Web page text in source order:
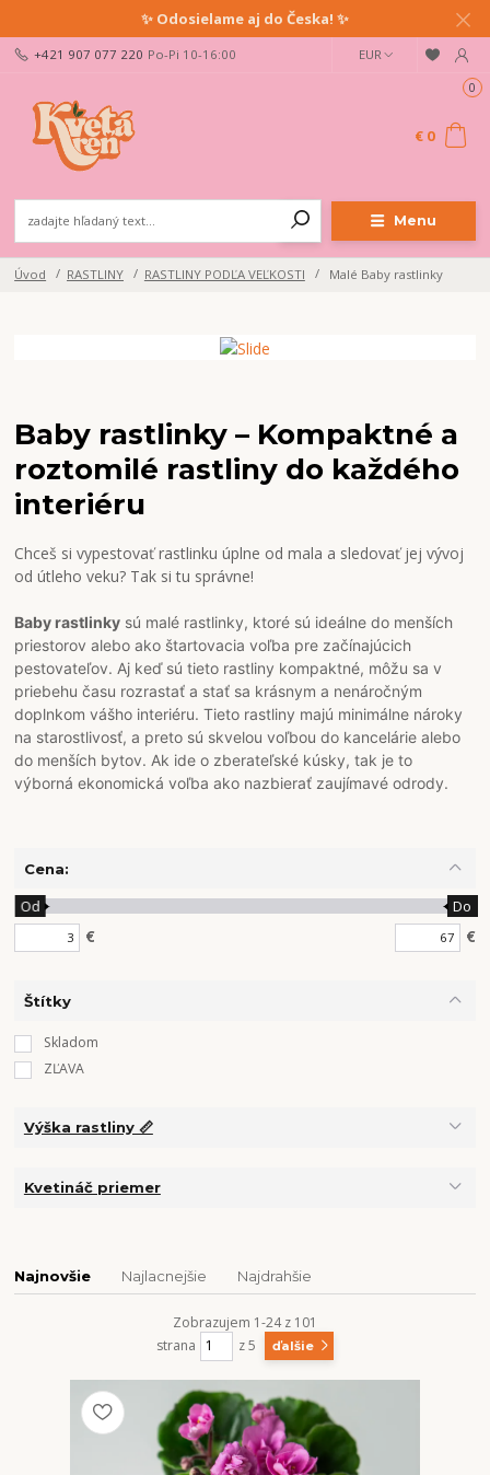
✨ Odosielame aj do Česka! ✨
Menu
EUR
+421 907 077 220 Po-Pi 10-16:00
0
€ 0
Úvod RASTLINY RASTLINY PODĽA VEĽKOSTI Malé Baby rastlinky
Baby rastlinky – Kompaktné a
roztomilé rastliny do každého
interiéru
Chceš si vypestovať rastlinku úplne od mala a sledovať jej vývoj
od útleho veku? Tak si tu správne!
Baby rastlinky sú malé rastlinky, ktoré sú ideálne do menších
priestorov alebo ako štartovacia voľba pre začínajúcich
pestovateľov. Aj keď sú tieto rastliny kompaktné, môžu sa v
priebehu času rozrastať a stať sa krásnym a nenáročným
doplnkom vášho interiéru. Tieto rastliny majú minimálne nároky
na starostlivosť, a preto sú skvelou voľbou do kancelárie alebo
do menších bytov. Ak ide o zberateľské kúsky, tak je to
výborná ekonomická voľba ako nazbierať zaujímavé odrody.
Cena:
€
Od Do
€
Štítky
Skladom
ZĽAVA
Výška rastliny 📏
Kvetináč priemer
Najnovšie Najlacnejšie Najdrahšie
Zobrazujem 1-24 z 101
strana
z 5 ďalšie